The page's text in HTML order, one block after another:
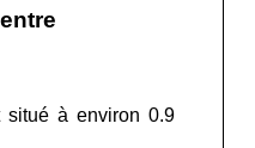
situé à environ 0.9